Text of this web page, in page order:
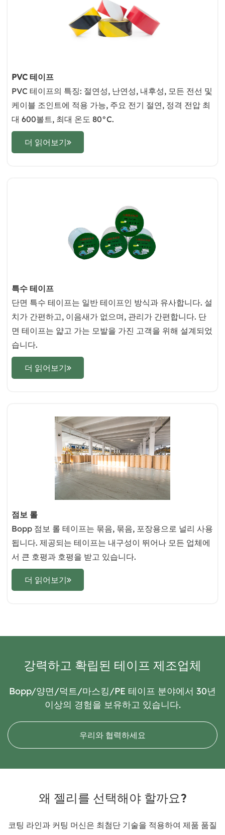
PVC 테이프
PVC 테이프의 특징: 절연성, 난연성, 내후성, 모든 전선 및
케이블 조인트에 적용 가능, 주요 전기 절연, 정격 전압 최
대 600볼트, 최대 온도 80°C.
더 읽어보기
특수 테이프
단면 특수 테이프는 일반 테이프인 방식과 유사합니다. 설
치가 간편하고, 이음새가 없으며, 관리가 간편합니다. 단
면 테이프는 얇고 가는 모발을 가진 고객을 위해 설계되었
습니다.
더 읽어보기
점보 롤
Bopp 점보 롤 테이프는 묶음, 묶음, 포장용으로 널리 사용
됩니다. 제공되는 테이프는 내구성이 뛰어나 모든 업체에
서 큰 호평과 호평을 받고 있습니다.
더 읽어보기
강력하고 확립된 테이프 제조업체
Bopp/양면/덕트/마스킹/PE 테이프 분야에서 30년
이상의 경험을 보유하고 있습니다.
우리와 협력하세요
왜 젤리를 선택해야 할까요?
코팅 라인과 커팅 머신은 최첨단 기술을 적용하여 제품 품질